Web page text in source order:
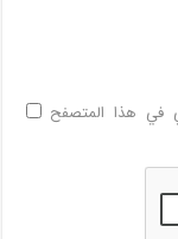
في هذا المتصفح